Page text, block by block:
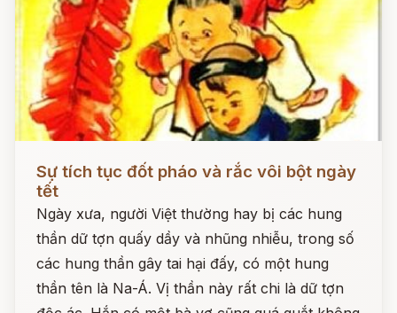
Sự tích tục đốt pháo và rắc vôi bột ngày
tết
Ngày xưa, người Việt thường hay bị các hung
thần dữ tợn quấy dầy và nhũng nhiễu, trong số
các hung thần gây tai hại đấy, có một hung
thần tên là Na-Á. Vị thần này rất chi là dữ tợn